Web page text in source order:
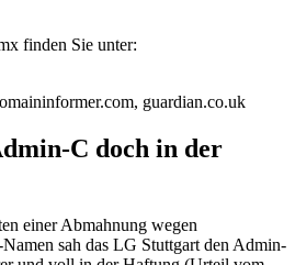
finden Sie unter:
guardian.co.uk
C doch in der
einer Abmahnung wegen
sah das LG Stuttgart den Admin-